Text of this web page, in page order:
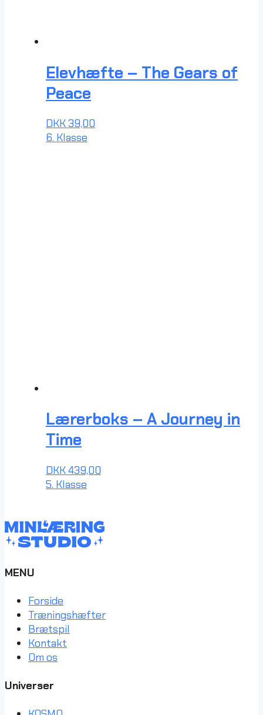
Elevhæfte – The Gears of
Peace
DKK39,00
6. Klasse
Lærerboks – A Journey in
Time
DKK439,00
5. Klasse
MENU
Forside
Træningshæfter
Brætspil
Kontakt
Om os
Universer